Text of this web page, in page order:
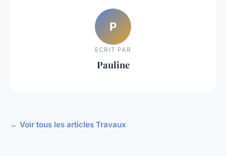
P
ECRIT PAR
Pauline
← Voir tous les articles Travaux